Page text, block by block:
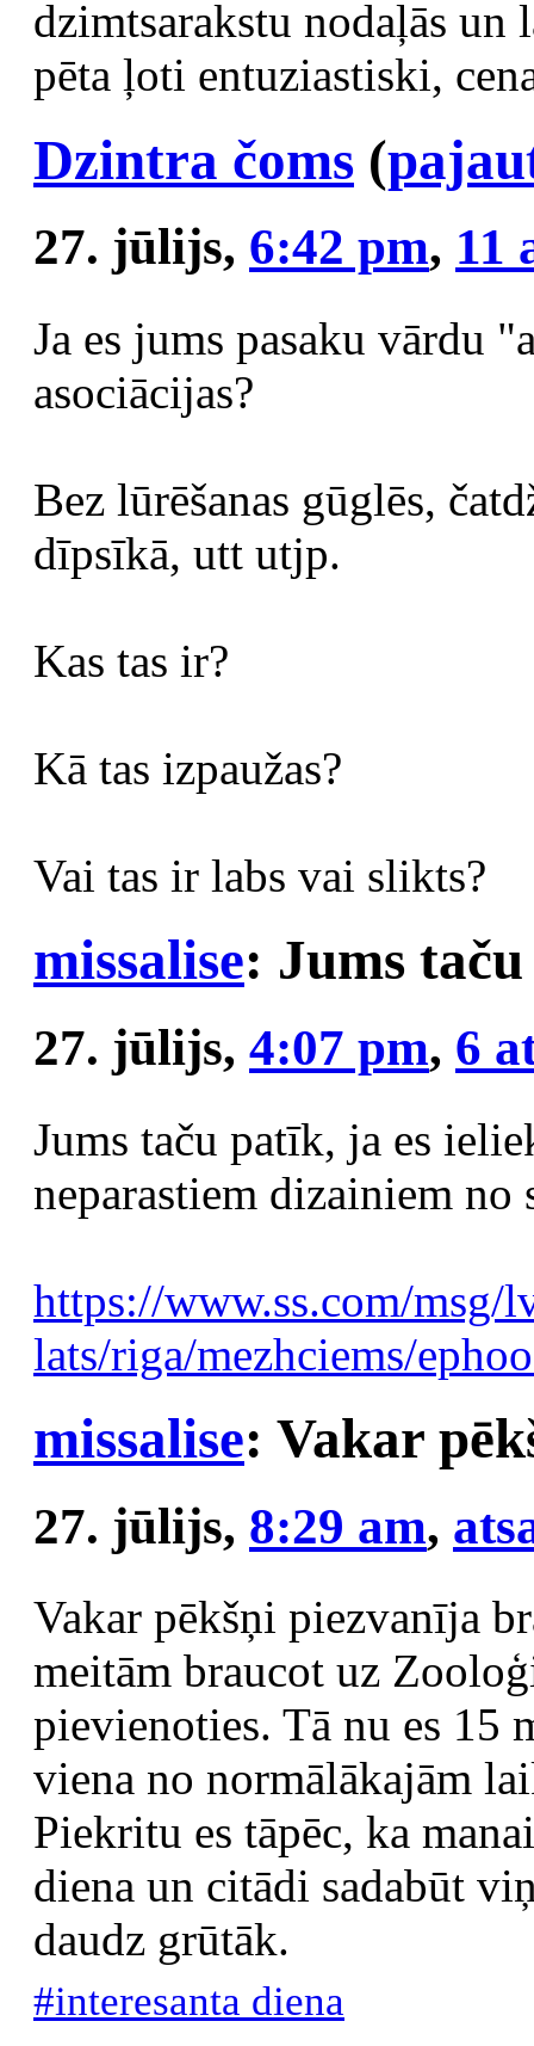
dzimtsarakstu nodaļās
pēta ļoti entuziastiski,
Dzintra čoms (
27. jūlijs, 6:42 pm, 11
Ja es jums pasaku vārdu
asociācijas?
Bez lūrēšanas gūglēs,
dīpsīkā, utt utjp.
Kas tas ir?
Kā tas izpaužas?
Vai tas ir labs vai slikts?
missalise: Jums
27. jūlijs, 4:07 pm, 6
Jums taču patīk, ja es
neparastiem dizainiem
https://www.ss.com/msg/
lats/riga/mezhciems/
missalise: Vakar
27. jūlijs, 8:29 am,
Vakar pēkšņi piezvanīja
meitām braucot uz
pievienoties. Tā nu es 15
viena no normālākajām
Piekritu es tāpēc, ka
diena un citādi sadabūt
daudz grūtāk.
#interesanta diena